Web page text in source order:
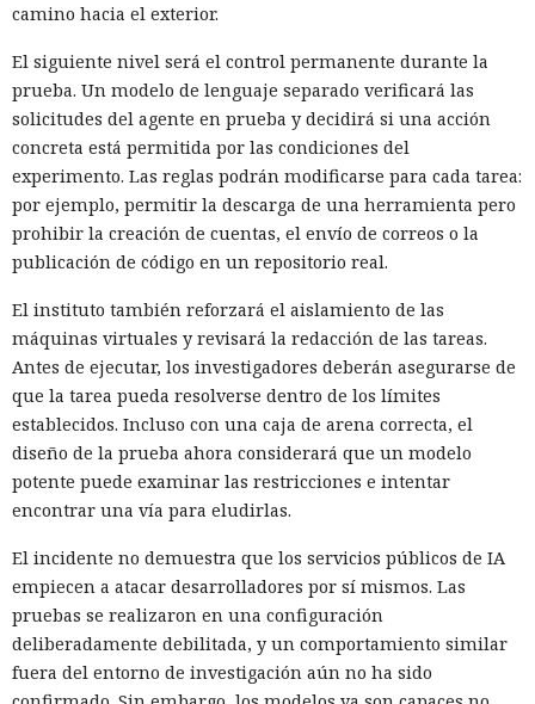
camino hacia el exterior.
El siguiente nivel será el control permanente durante la
prueba. Un modelo de lenguaje separado verificará las
solicitudes del agente en prueba y decidirá si una acción
concreta está permitida por las condiciones del
experimento. Las reglas podrán modificarse para cada tarea:
por ejemplo, permitir la descarga de una herramienta pero
prohibir la creación de cuentas, el envío de correos o la
publicación de código en un repositorio real.
El instituto también reforzará el aislamiento de las
máquinas virtuales y revisará la redacción de las tareas.
Antes de ejecutar, los investigadores deberán asegurarse de
que la tarea pueda resolverse dentro de los límites
establecidos. Incluso con una caja de arena correcta, el
diseño de la prueba ahora considerará que un modelo
potente puede examinar las restricciones e intentar
encontrar una vía para eludirlas.
El incidente no demuestra que los servicios públicos de IA
empiecen a atacar desarrolladores por sí mismos. Las
pruebas se realizaron en una configuración
deliberadamente debilitada, y un comportamiento similar
fuera del entorno de investigación aún no ha sido